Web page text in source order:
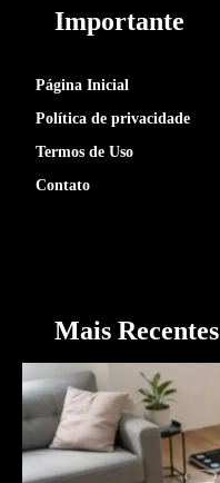
Importante
Página Inicial
Política de privacidade
Termos de Uso
Contato
Mais Recentes